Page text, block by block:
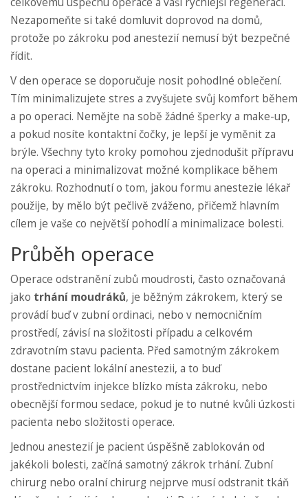
Nezapomeňte si také domluvit doprovod na domů,
protože po zákroku pod anestezií nemusí být bezpečné
řídit.
V den operace se doporučuje nosit pohodlné oblečení.
Tím minimalizujete stres a zvyšujete svůj komfort během
a po operaci. Nemějte na sobě žádné šperky a make-up,
a pokud nosíte kontaktní čočky, je lepší je vyměnit za
brýle. Všechny tyto kroky pomohou zjednodušit přípravu
na operaci a minimalizovat možné komplikace během
zákroku. Rozhodnutí o tom, jakou formu anestezie lékař
použije, by mělo být pečlivě zváženo, přičemž hlavním
cílem je vaše co největší pohodlí a minimalizace bolesti.
Průběh operace
Operace odstranění zubů moudrosti, často označovaná
jako trhání moudráků, je běžným zákrokem, který se
provádí buď v zubní ordinaci, nebo v nemocničním
prostředí, závisí na složitosti případu a celkovém
zdravotním stavu pacienta. Před samotným zákrokem
dostane pacient lokální anestezii, a to buď
prostřednictvím injekce blízko místa zákroku, nebo
obecnější formou sedace, pokud je to nutné kvůli úzkosti
pacienta nebo složitosti operace.
Jednou anestezií je pacient úspěšně zablokován od
jakékoli bolesti, začíná samotný zákrok trhání. Zubní
chirurg nebo oralní chirurg nejprve musí odstranit tkáň